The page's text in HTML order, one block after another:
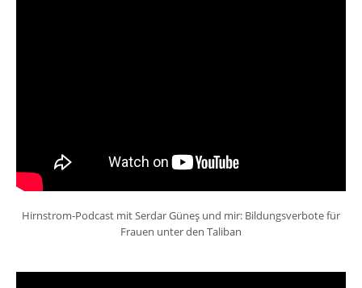
Hirnstrom-Podcast mit Serdar Güneş und mir: Bildungsverbote für
Frauen unter den Taliban